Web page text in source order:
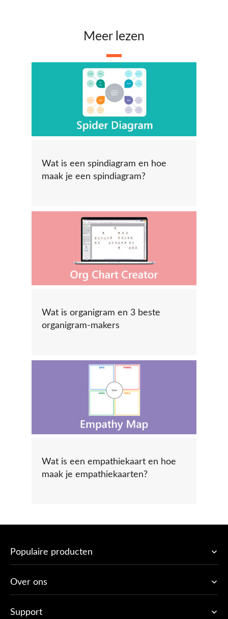
Meer lezen
Wat is een spindiagram en hoe
maak je een spindiagram?
Wat is organigram en 3 beste
organigram-makers
Wat is een empathiekaart en hoe
maak je empathiekaarten?
Populaire producten
Over ons
Support